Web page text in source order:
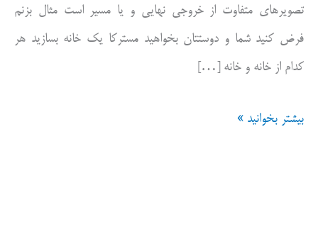
تصویرهای متفاوت از خروجی نهایی و یا مسیر است مثال بزنم
فرض کنید شما و دوستتان بخواهید مسترکا یک خانه بسازید هر
کدام از خانه و خانه […]
شفاف
بیشتر بخوانید »